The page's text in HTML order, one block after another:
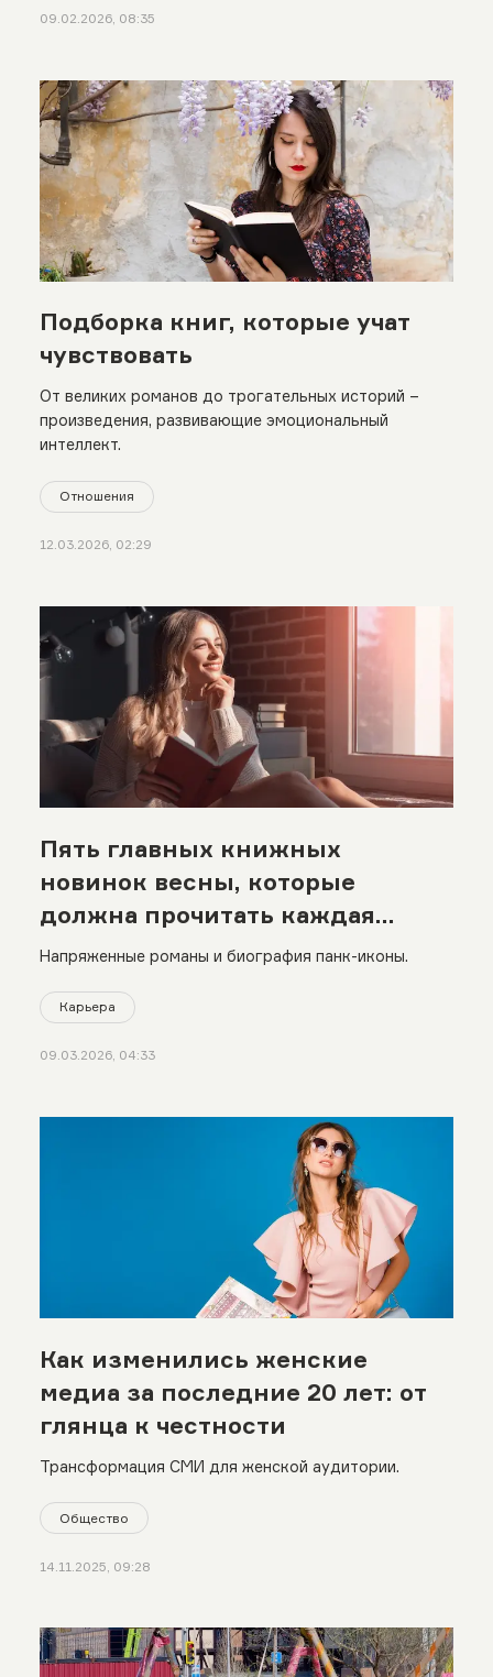
09.02.2026, 08:35
Подборка книг, которые учат
чувствовать
От великих романов до трогательных историй –
произведения, развивающие эмоциональный
интеллект.
Отношения
12.03.2026, 02:29
Пять главных книжных
новинок весны, которые
должна прочитать каждая
девушка
Напряженные романы и биография панк-иконы.
Карьера
09.03.2026, 04:33
Как изменились женские
медиа за последние 20 лет: от
глянца к честности
Трансформация СМИ для женской аудитории.
Общество
14.11.2025, 09:28